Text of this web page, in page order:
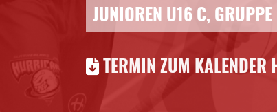
JUNIOREN U16 C,
TERMIN ZUM KALENDER